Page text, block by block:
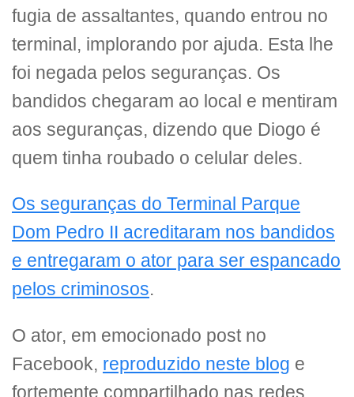
fugia de assaltantes, quando entrou no
terminal, implorando por ajuda. Esta lhe
foi negada pelos seguranças. Os
bandidos chegaram ao local e mentiram
aos seguranças, dizendo que Diogo é
quem tinha roubado o celular deles.
Os seguranças do Terminal Parque
Dom Pedro II acreditaram nos bandidos
e entregaram o ator para ser espancado
pelos criminosos.
O ator, em emocionado post no
Facebook, reproduzido neste blog e
fortemente compartilhado nas redes